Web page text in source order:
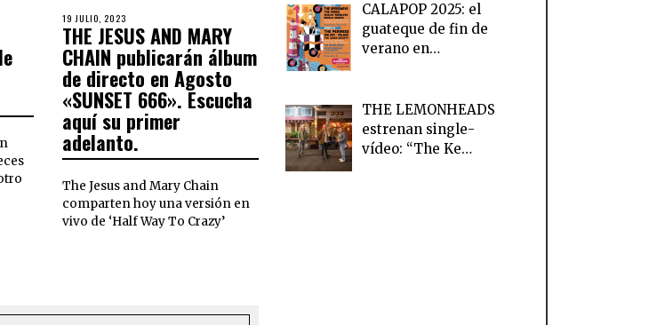
19 JULIO, 2023
THE JESUS AND MARY
CHAIN publicarán álbum
de directo en Agosto
«SUNSET 666». Escucha
aquí su primer
adelanto.
The Jesus and Mary Chain
comparten hoy una versión en
vivo de ‘Half Way To Crazy’
CALAPOP 2025: el
guateque de fin de
verano en…
THE LEMONHEADS
estrenan single-
vídeo: “The Ke…